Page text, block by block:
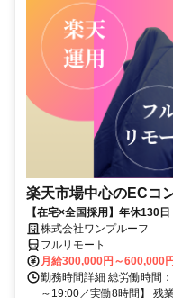
楽天市場中心のECコ
【在宅×全国採用】年休130
株式会社ワンプルーフ
フルリモート
月給300,000円～600,000
勤務時間詳細 総労働時間
～19:00／実働8時間】 残